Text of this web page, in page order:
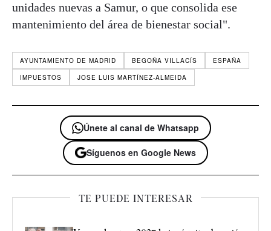
unidades nuevas a Samur, o que consolida ese
mantenimiento del área de bienestar social".
AYUNTAMIENTO DE MADRID BEGOÑA VILLACÍS
ESPAÑA
IMPUESTOS
JOSE LUIS MARTÍNEZ-ALMEIDA
Únete al canal de Whatsapp
Síguenos en Google News
TE PUEDE INTERESAR